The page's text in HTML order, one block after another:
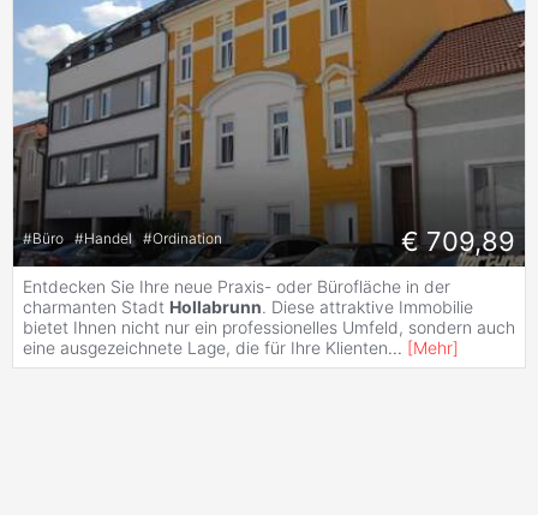
#Büro #Handel #Ordination € 709,89
Entdecken Sie Ihre neue Praxis- oder Bürofläche in der
charmanten Stadt Hollabrunn. Diese attraktive Immobilie
bietet Ihnen nicht nur ein professionelles Umfeld, sondern auch
eine ausgezeichnete Lage, die für Ihre Klienten... [Mehr]